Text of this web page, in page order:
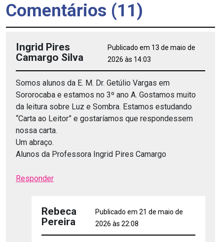
Comentários (11)
Ingrid Pires
Camargo Silva
Publicado em 13 de maio de
2026 às 14:03
Somos alunos da E. M. Dr. Getúlio Vargas em
Sororocaba e estamos no 3º ano A. Gostamos muito
da leitura sobre Luz e Sombra. Estamos estudando
“Carta ao Leitor” e gostaríamos que respondessem
nossa carta.
Um abraço.
Alunos da Professora Ingrid Pires Camargo
Responder
Rebeca
Pereira
Publicado em 21 de maio de
2026 às 22:08